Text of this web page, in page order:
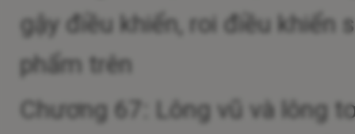
gậy điều khiển, roi điều khiển
phẩm trên
Chương 67: Lông vũ và lông